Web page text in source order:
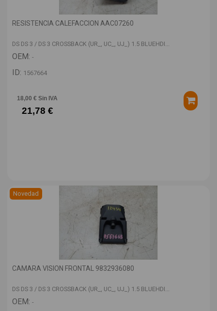
RESISTENCIA CALEFACCION AAC07260
DS DS 3 / DS 3 CROSSBACK (UR_, UC_, UJ_) 1.5 BLUEHDI...
OEM: -
ID: 1567664
18,00 € Sin IVA
21,78 €
Novedad
CAMARA VISION FRONTAL 9832936080
DS DS 3 / DS 3 CROSSBACK (UR_, UC_, UJ_) 1.5 BLUEHDI...
OEM: -